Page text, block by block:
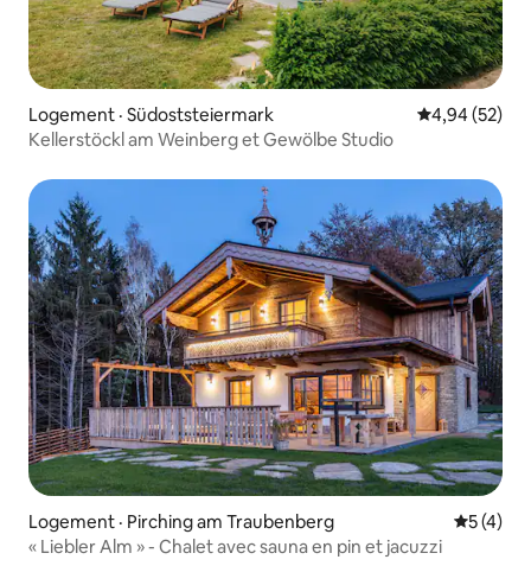
Logement · Südoststeiermark Note
4,94 (52)
Kellerstöckl am Weinberg et Gewölbe Studio
Logement · Pirching am Traubenberg Note
5 (4)
« Liebler Alm » - Chalet avec sauna en pin et jacuzzi